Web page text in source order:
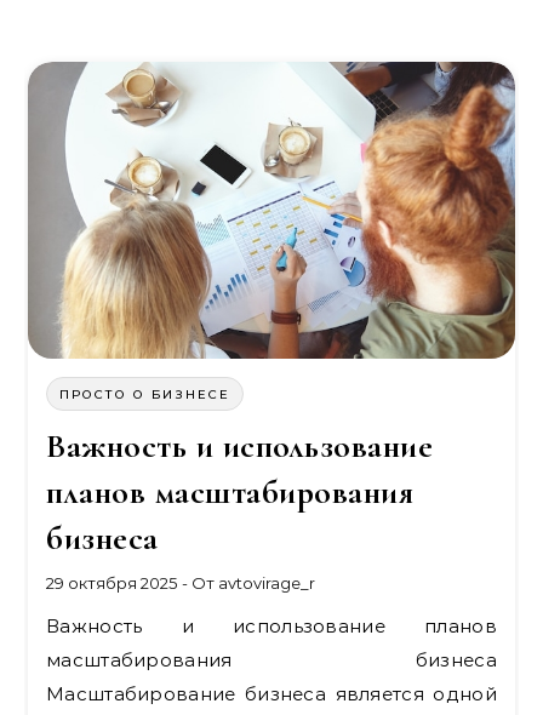
ПРОСТО О БИЗНЕСЕ
Важность и использование
планов масштабирования
бизнеса
29 октября 2025 - От avtovirage_r
Важность и использование планов
масштабирования бизнеса
Масштабирование бизнеса является одной